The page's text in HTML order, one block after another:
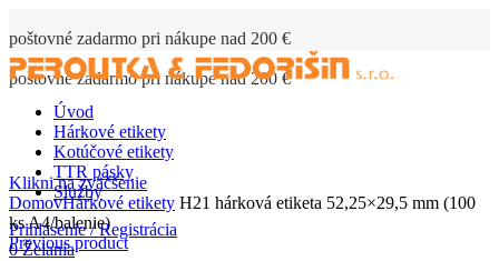
poštovné zadarmo pri nákupe nad 200 €
poštovné zadarmo pri nákupe nad 200 €
Úvod
Hárkové etikety
Kotúčové etikety
TTR pásky
Služby
Prihlásenie / Registrácia
0Želania
Klikni na zväčšenie
DomovHárkové etikety H21 hárková etiketa 52,25×29,5 mm (100
ks A4/balenie)
Previous product